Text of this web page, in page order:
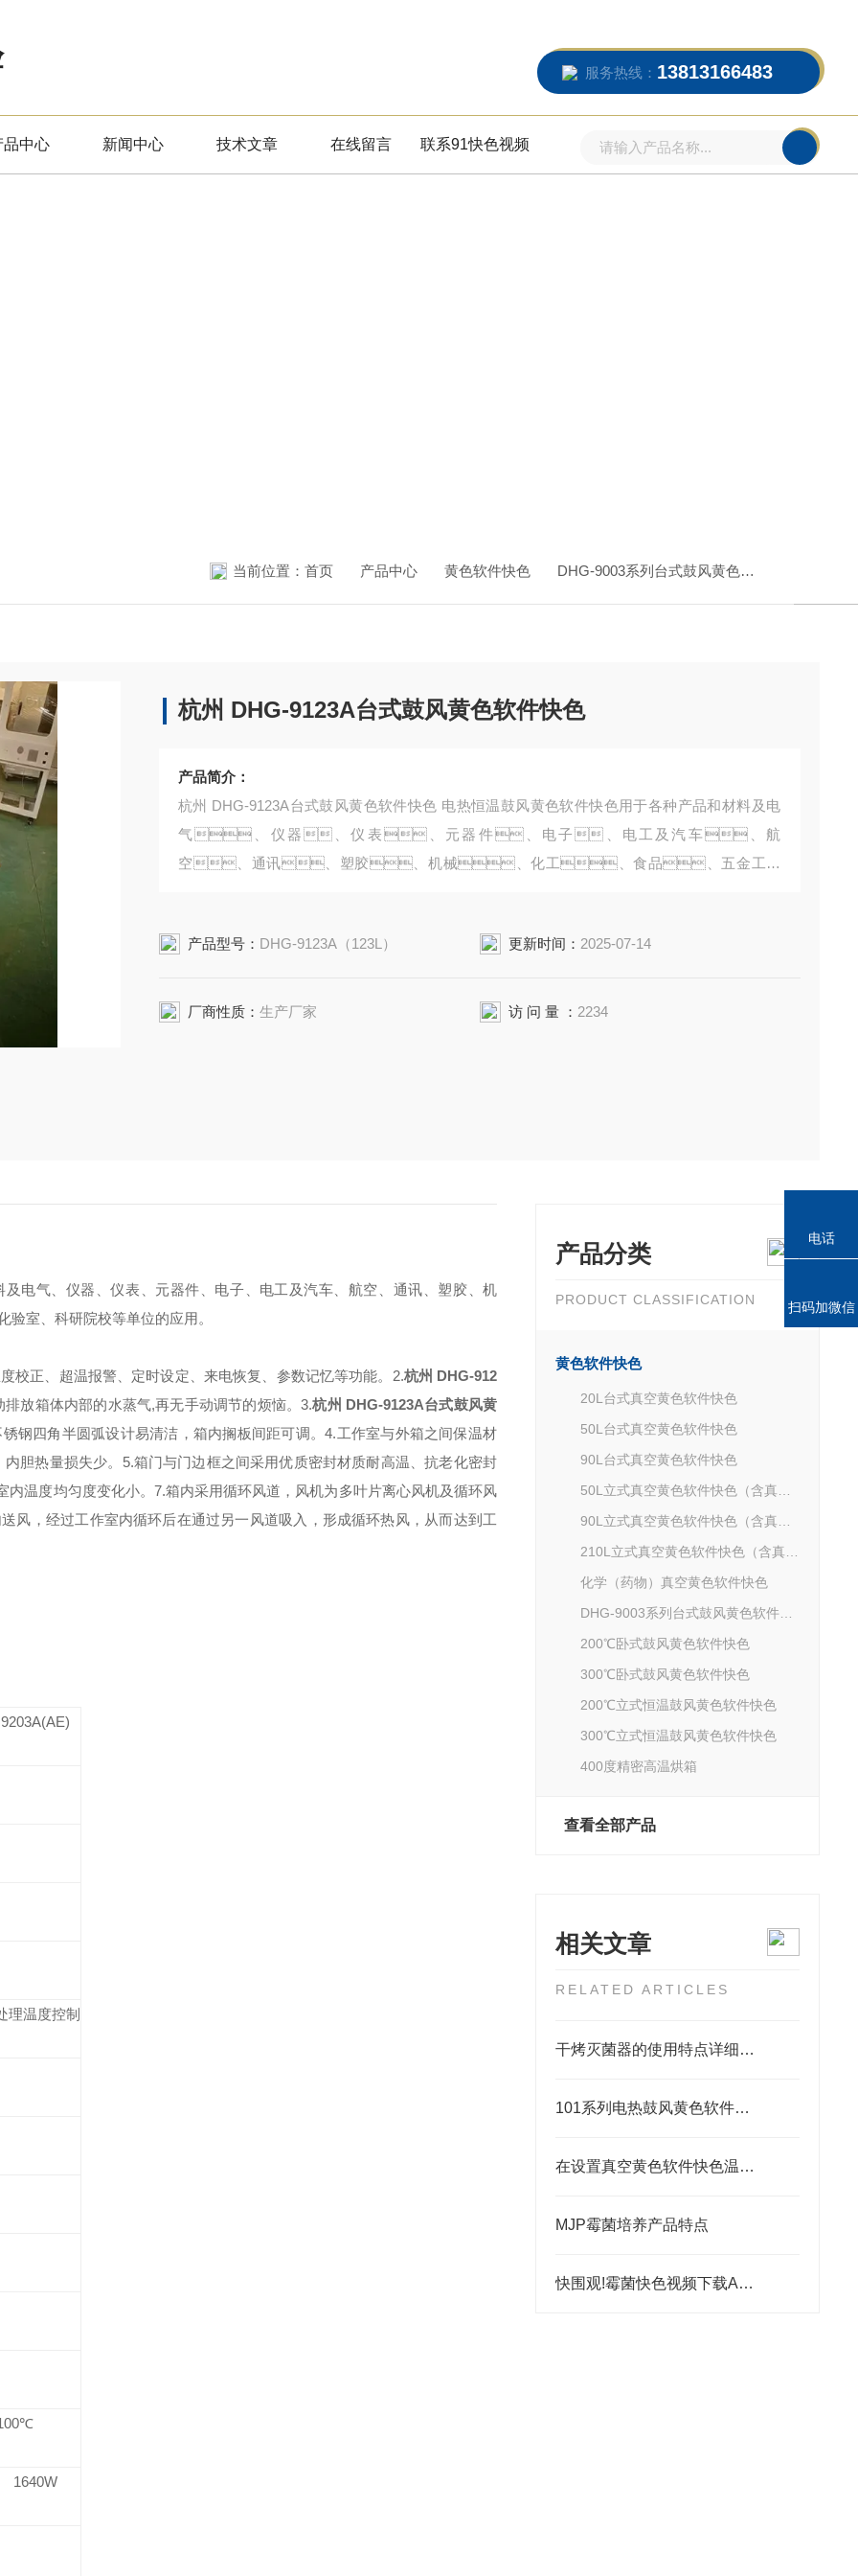
服务热线： 13813166483
品中心 新闻中心 技术文章 在线留言 联系91快色视频
当前位置： 首页 产品中心 黄色软件快色 DHG-9003系列台式鼓风黄色软件快色
杭州 DHG-9123A台式鼓风黄色软件快色
产品简介：
杭州 DHG-9123A台式鼓风黄色软件快色 电热恒温鼓风黄色软件快色用于各种产品和材料及电
气、仪器、仪表、元器件、电子、电工及汽车、航
空、通讯、塑胶、机械、化工、食品、五金工具
产品型号： DHG-9123A（123L） 更新时间： 2025-07-14
厂商性质：生产厂家 访 问 量 ： 2234
产品分类
PRODUCT CLASSIFICATION
黄色软件快色
20L台式真空黄色软件快色
50L台式真空黄色软件快色
90L台式真空黄色软件快色
化学（药物）真空黄色软件快色
DHG-9003系列台式鼓风黄色软件快色
200℃卧式鼓风黄色软件快色
300℃卧式鼓风黄色软件快色
200℃立式恒温鼓风黄色软件快色
300℃立式恒温鼓风黄色软件快色
400度精密高温烘箱
查看全部产品
相关文章
RELATED ARTICLES
干烤灭菌器的使用特点详细分析概述报告
101系列电热鼓风黄色软件快色生产厂家及使用说明书
在设置真空黄色软件快色温度时应该注意什么
MJP霉菌培养产品特点
快围观!霉菌快色视频下载APP的这些使用要点须注意
、仪表、元器件、电子、电工及汽车、航空、通讯、塑胶、机
室、科研院校等单位的应用。
正、超温报警、定时设定、来电恢复、参数记忆等功能。 2.杭州 DHG-912
放箱体内部的水蒸气,再无手动调节的烦恼。3.杭州 DHG-9123A台式鼓风黄
四角半圆弧设计易清洁，箱内搁板间距可调。4.工作室与外箱之间保温材
热量损失少。 5.箱门与门边框之间采用优质密封材质耐高温、抗老化密封
温度均匀度变化小。 7.箱内采用循环风道，风机为多叶片离心风机及循环风
风，经过工作室内循环后在通过另一风道吸入，形成循环热风，从而达到工
9203A(AE)
理温度控制
1640W
电话
扫码加微信